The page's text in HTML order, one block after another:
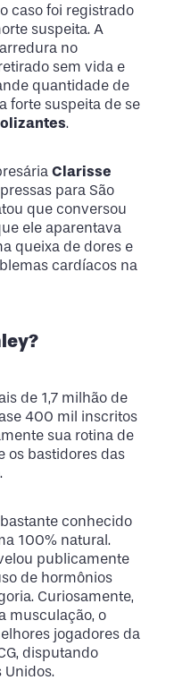
caso foi registrado
suspeita. A
no
sem vida e
quantidade de
forte suspeita de se
.
Clarisse
para São
que conversou
ele aparentava
queixa de dores e
cardíacos na
de 1,7 milhão de
400 mil inscritos
sua rotina de
os bastidores das
conhecido
100% natural.
publicamente
de hormônios
Curiosamente,
musculação, o
jogadores da
disputando
Unidos.